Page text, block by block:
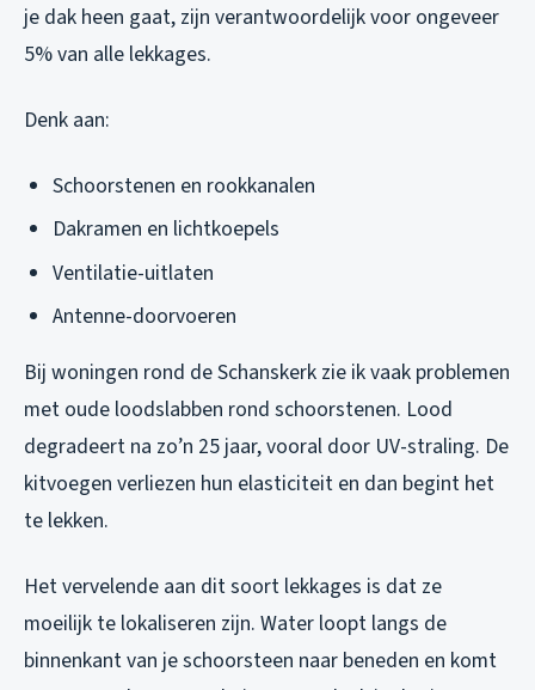
je dak heen gaat, zijn verantwoordelijk voor ongeveer
5% van alle lekkages.
Denk aan:
Schoorstenen en rookkanalen
Dakramen en lichtkoepels
Ventilatie-uitlaten
Antenne-doorvoeren
Bij woningen rond de Schanskerk zie ik vaak problemen
met oude loodslabben rond schoorstenen. Lood
degradeert na zo’n 25 jaar, vooral door UV-straling. De
kitvoegen verliezen hun elasticiteit en dan begint het
te lekken.
Het vervelende aan dit soort lekkages is dat ze
moeilijk te lokaliseren zijn. Water loopt langs de
binnenkant van je schoorsteen naar beneden en komt